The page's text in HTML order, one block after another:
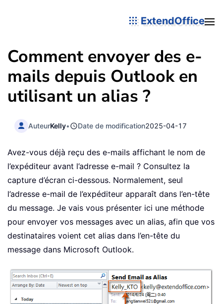
ExtendOffice
Comment envoyer des e-
mails depuis Outlook en
utilisant un alias ?
AuteurKelly• Date de modification2025-04-17
Avez-vous déjà reçu des e-mails affichant le nom de
l’expéditeur avant l’adresse e-mail ? Consultez la
capture d’écran ci-dessous. Normalement, seul
l’adresse e-mail de l’expéditeur apparaît dans l’en-tête
du message. Je vais vous présenter ici une méthode
pour envoyer vos messages avec un alias, afin que vos
destinataires voient cet alias dans l’en-tête du
message dans Microsoft Outlook.